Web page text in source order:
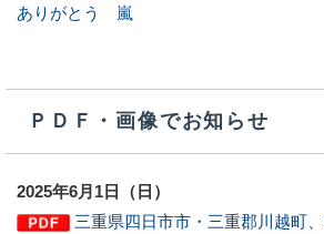
ありがとう 嵐
ＰＤＦ・画像でお知らせ
2025年6月1日（日）
三重県四日市市・三重郡川越町